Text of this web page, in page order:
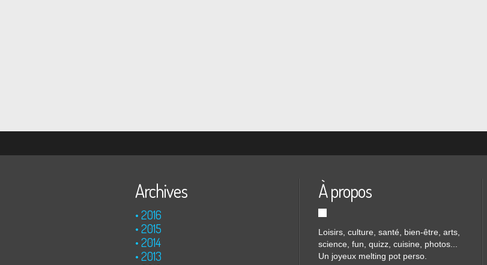
Archives
2016
2015
2014
2013
À propos
Loisirs, culture, santé, bien-être, arts,
science, fun, quizz, cuisine, photos...
Un joyeux melting pot perso.